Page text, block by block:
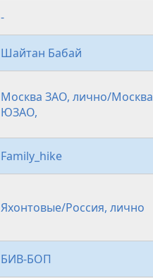
-
Шайтан Бабай
Москва ЗАО, лично/Москва
ЮЗАО,
Family_hike
Яхонтовые/Россия, лично
БИВ-БОП